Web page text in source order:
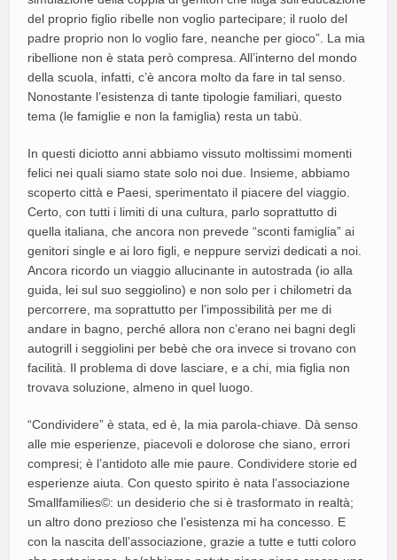
del proprio figlio ribelle non voglio partecipare; il ruolo del
padre proprio non lo voglio fare, neanche per gioco”. La mia
ribellione non è stata però compresa. All’interno del mondo
della scuola, infatti, c’è ancora molto da fare in tal senso.
Nonostante l’esistenza di tante tipologie familiari, questo
tema (le famiglie e non la famiglia) resta un tabù.
In questi diciotto anni abbiamo vissuto moltissimi momenti
felici nei quali siamo state solo noi due. Insieme, abbiamo
scoperto città e Paesi, sperimentato il piacere del viaggio.
Certo, con tutti i limiti di una cultura, parlo soprattutto di
quella italiana, che ancora non prevede “sconti famiglia” ai
genitori single e ai loro figli, e neppure servizi dedicati a noi.
Ancora ricordo un viaggio allucinante in autostrada (io alla
guida, lei sul suo seggiolino) e non solo per i chilometri da
percorrere, ma soprattutto per l’impossibilità per me di
andare in bagno, perché allora non c’erano nei bagni degli
autogrill i seggiolini per bebè che ora invece si trovano con
facilità. Il problema di dove lasciare, e a chi, mia figlia non
trovava soluzione, almeno in quel luogo.
“Condividere” è stata, ed è, la mia parola-chiave. Dà senso
alle mie esperienze, piacevoli e dolorose che siano, errori
compresi; è l’antidoto alle mie paure. Condividere storie ed
esperienze aiuta. Con questo spirito è nata l’associazione
Smallfamilies©: un desiderio che si è trasformato in realtà;
un altro dono prezioso che l’esistenza mi ha concesso. E
con la nascita dell’associazione, grazie a tutte e tutti coloro